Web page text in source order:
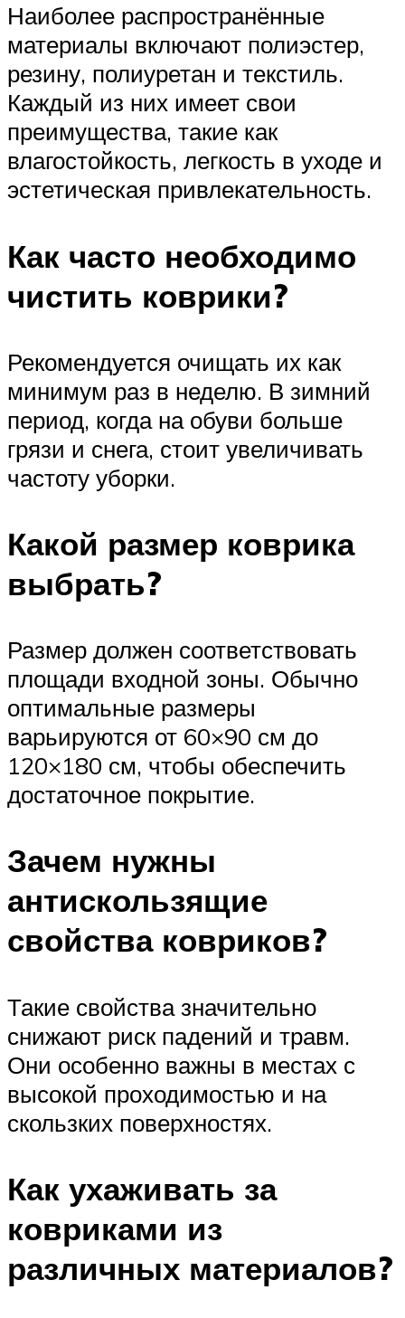
Наиболее распространённые
материалы включают полиэстер,
резину, полиуретан и текстиль.
Каждый из них имеет свои
преимущества, такие как
влагостойкость, легкость в уходе и
эстетическая привлекательность.
Как часто необходимо
чистить коврики?
Рекомендуется очищать их как
минимум раз в неделю. В зимний
период, когда на обуви больше
грязи и снега, стоит увеличивать
частоту уборки.
Какой размер коврика
выбрать?
Размер должен соответствовать
площади входной зоны. Обычно
оптимальные размеры
варьируются от 60×90 см до
120×180 см, чтобы обеспечить
достаточное покрытие.
Зачем нужны
антискользящие
свойства ковриков?
Такие свойства значительно
снижают риск падений и травм.
Они особенно важны в местах с
высокой проходимостью и на
скользких поверхностях.
Как ухаживать за
ковриками из
различных материалов?